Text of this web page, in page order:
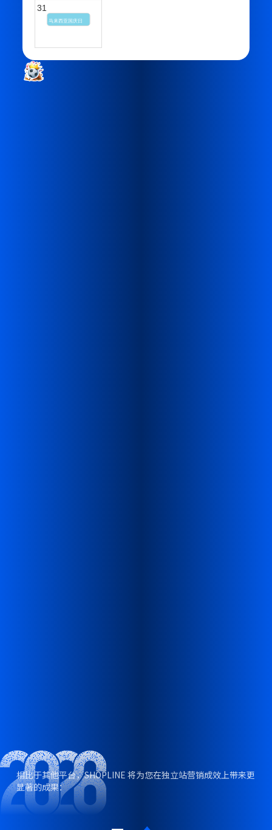
31
马来西亚国庆日
相比于其他平台，SHOPLINE 将为您在独立站营销成效上带来更
显著的成果：